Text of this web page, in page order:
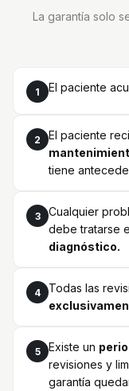
La garantía solo
1 El paciente
2 El paciente
tiene
3
Cualquier
debe tratarse
diagnóstico.
4 Todas las
5 Existe un
revisiones y
garantía